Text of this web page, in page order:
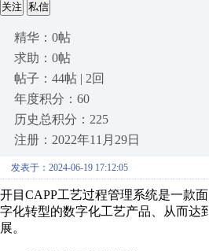
关注 私信
精华：0帖
求助：0帖
帖子：44帖 | 2回
年度积分：60
历史总积分：225
注册：2022年11月29日
发表于：2024-06-19 17:12:05
开目CAPP工艺过程管理系统是一款
字化转型的数字化工艺产品、从而达
展。